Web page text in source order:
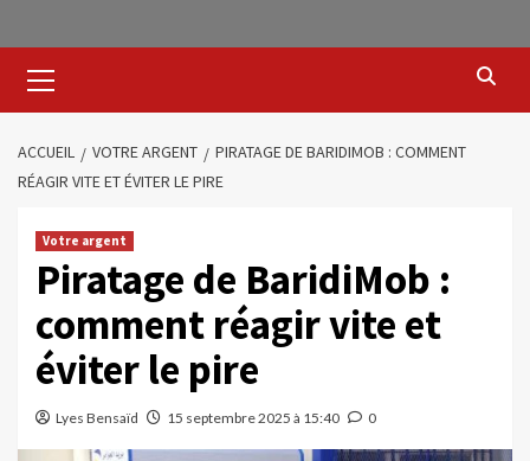
ACCUEIL VOTRE ARGENT
PIRATAGE DE BARIDIMOB : COMMENT
RÉAGIR VITE ET ÉVITER LE PIRE
Votre argent
Piratage de BaridiMob :
comment réagir vite et
éviter le pire
Lyes Bensaïd 15 septembre 2025 à 15:40 0